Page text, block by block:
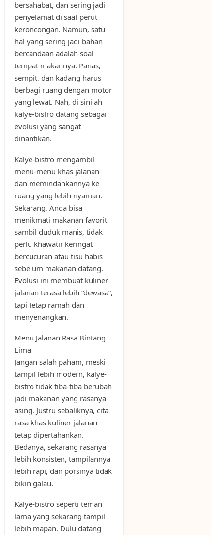
bersahabat, dan sering jadi
penyelamat di saat perut
keroncongan. Namun, satu
hal yang sering jadi bahan
bercandaan adalah soal
tempat makannya. Panas,
sempit, dan kadang harus
berbagi ruang dengan motor
yang lewat. Nah, di sinilah
kalye-bistro datang sebagai
evolusi yang sangat
dinantikan.
Kalye-bistro mengambil
menu-menu khas jalanan
dan memindahkannya ke
ruang yang lebih nyaman.
Sekarang, Anda bisa
menikmati makanan favorit
sambil duduk manis, tidak
perlu khawatir keringat
bercucuran atau tisu habis
sebelum makanan datang.
Evolusi ini membuat kuliner
jalanan terasa lebih “dewasa”,
tapi tetap ramah dan
menyenangkan.
Menu Jalanan Rasa Bintang
Lima
Jangan salah paham, meski
tampil lebih modern, kalye-
bistro tidak tiba-tiba berubah
jadi makanan yang rasanya
asing. Justru sebaliknya, cita
rasa khas kuliner jalanan
tetap dipertahankan.
Bedanya, sekarang rasanya
lebih konsisten, tampilannya
lebih rapi, dan porsinya tidak
bikin galau.
Kalye-bistro seperti teman
lama yang sekarang tampil
lebih mapan. Dulu datang